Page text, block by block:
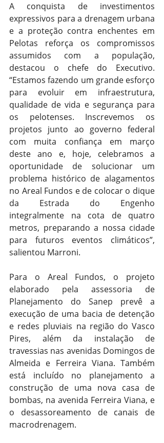
A conquista de investimentos
expressivos para a drenagem urbana
e a proteção contra enchentes em
Pelotas reforça os compromissos
assumidos com a população,
destacou o chefe do Executivo.
“Estamos fazendo um grande esforço
para evoluir em infraestrutura,
qualidade de vida e segurança para
os pelotenses. Inscrevemos os
projetos junto ao governo federal
com muita confiança em março
deste ano e, hoje, celebramos a
oportunidade de solucionar um
problema histórico de alagamentos
no Areal Fundos e de colocar o dique
da Estrada do Engenho
integralmente na cota de quatro
metros, preparando a nossa cidade
para futuros eventos climáticos”,
salientou Marroni.
Para o Areal Fundos, o projeto
elaborado pela assessoria de
Planejamento do Sanep prevê a
execução de uma bacia de detenção
e redes pluviais na região do Vasco
Pires, além da instalação de
travessias nas avenidas Domingos de
Almeida e Ferreira Viana. Também
está incluído no planejamento a
construção de uma nova casa de
bombas, na avenida Ferreira Viana, e
o desassoreamento de canais de
macrodrenagem.